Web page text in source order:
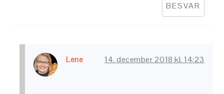
BESVAR
Lene 14. december 2018 kl. 14:23